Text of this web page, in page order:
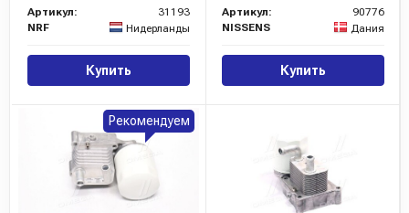
Артикул:
31193
NRF
Нидерланды
Купить
Артикул:
90776
NISSENS
Дания
Купить
Рекомендуем